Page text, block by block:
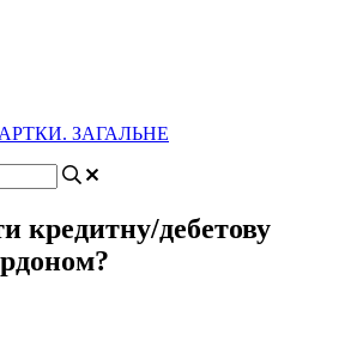
ЗАГАЛЬНЕ
кредитну/дебетову